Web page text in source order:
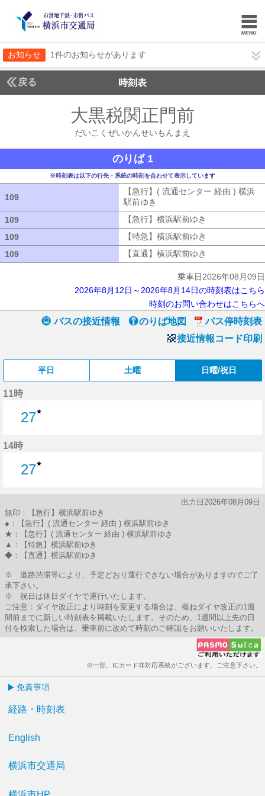
お知らせ 1件のお知らせがあります
戻る 時刻表
大黒税関正門前
だいこくぜいかんせいもんまえ
のりば 1
※時刻表は以下の行先・系統の時刻を合わせて表示しています
109
【急行】( 流通センター 経由 ) 横浜
駅前ゆき
109
【急行】横浜駅前ゆき
109
【特急】横浜駅前ゆき
109
【直通】横浜駅前ゆき
乗車日2026年08月09日
2026年8月12日～2026年8月14日の時刻表はこちら
時刻のお問い合わせはこちらへ
バスの接近情報 のりば地図
バス停時刻表
接近情報コード印刷
平日 土曜 日曜/祝日
11時
27★
14時
27★
出力日2026年08月09日
無印：【急行】横浜駅前ゆき
●：【急行】( 流通センター 経由 ) 横浜駅前ゆき
★：【急行】( 流通センター 経由 ) 横浜駅前ゆき
▲：【特急】横浜駅前ゆき
◆：【直通】横浜駅前ゆき
※ 道路渋滞等により、予定どおり運行できない場合がありますのでご了
承下さい。
※ 祝日は休日ダイヤで運行いたします。
ご注意：ダイヤ改正により時刻を変更する場合は、概ねダイヤ改正の1週
間前までに新しい時刻表を掲載いたします。そのため、1週間以上先の日
付を検索した場合は、乗車前に改めて時刻のご確認をお願いいたします。
※一部、ICカード非対応系統がございます。ご注意下さい。
免責事項
経路・時刻表
English
横浜市交通局